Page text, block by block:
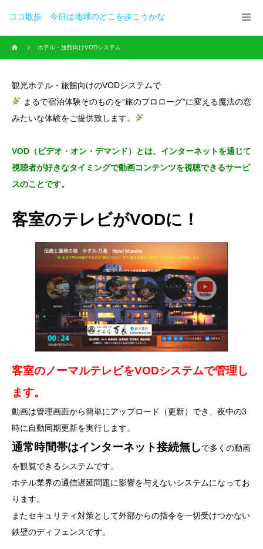
ココ散歩 今日は地球のどこを歩こうかな
ホテル・旅館向けVODシステム
観光ホテル・旅館向けのVODシステムで
まるで宿泊体験そのものを“旅のプロローグ”に変える魔法の窓
みたいな体験をご提供致します。
VOD（ビデオ・オン・デマンド）とは、インターネットを通じて
視聴者が好きなタイミングで動画コンテンツを視聴できるサービ
スのことです。
客室のテレビがVODに！
客室のノーマルテレビをVODシステムで管理し
ます。
動画は管理画面から簡単にアップロード（更新）でき、夜中の3
時に自動同期更新を実行します。
通常時間帯はインターネット接続無しで多くの動画
を観覧できるシステムです。
ホテル業界の通信遅延問題に影響を与えないシステムになってお
ります。
またセキュリティ対策として外部からの指令を一切受けつかない
鉄壁のディフェンスです。